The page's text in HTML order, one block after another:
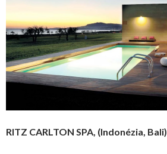
RITZ CARLTON SPA, (Indonézia, Bali)